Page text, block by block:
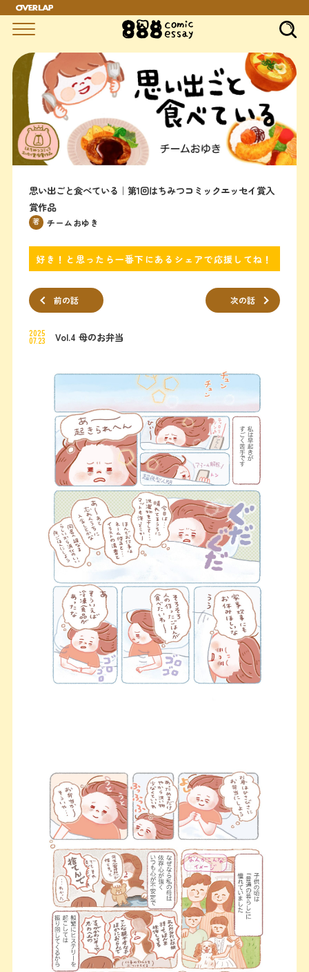
思い出ごと食べている｜第1回はちみつコミックエッセイ賞入
賞作品
著 チームおゆき
好き！と思ったら一番下にあるシェアで応援してね！
前の話 次の話
2025
07.23 Vol.4 母のお弁当